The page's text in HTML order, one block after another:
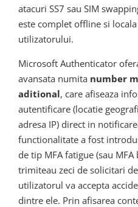
atacuri SS7 sau SIM
este complet offline si
utilizatorului.
Microsoft Authenticator
avansata numita number
aditional, care afiseaza
autentificare (locatie
adresa IP) direct in
functionalitate a fost
de tip MFA fatigue (sau
trimiteau zeci de solicitari
utilizatorul va accepta
dintre ele. Prin afisarea